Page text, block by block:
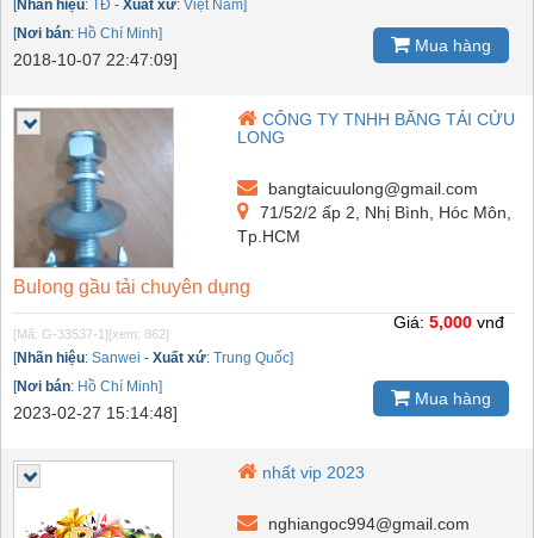
Nhãn hiệu: TĐ - Xuất xứ: Việt Nam]
[Nơi bán: Hồ Chí Minh]
2018-10-07 22:47:09]
Mua hàng
CÔNG TY TNHH BĂNG TẢI CỬU
LONG
bangtaicuulong@gmail.com
71/52/2 ấp 2, Nhị Bình, Hóc Môn,
Tp.HCM
Bulong gầu tải chuyên dụng
[Mã: G-33537-1][xem: 862]
[Nhãn hiệu: Sanwei - Xuất xứ: Trung Quốc]
[Nơi bán: Hồ Chí Minh]
2023-02-27 15:14:48]
Giá: 5,000 vnđ
Mua hàng
nhất vip 2023
nghiangoc994@gmail.com